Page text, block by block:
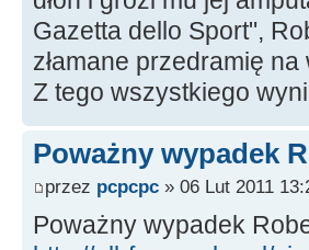
Gazetta dello Sport",
złamane przedramię
Z tego wszystkiego
Poważny wypadek
przez pcpcpc » 06 Lut 2011
Poważny wypadek